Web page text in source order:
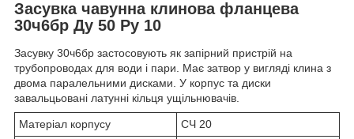
Засувка чавунна клинова фланцева
30ч6бр Ду 50 Ру 10
Засувку 30ч6бр застосовують як запірний пристрій на
трубопроводах для води і пари. Має затвор у вигляді клина з
двома паралельними дисками. У корпус та диски
завальцьовані латунні кільця ущільнювачів.
Матеріал корпусу
СЧ 20